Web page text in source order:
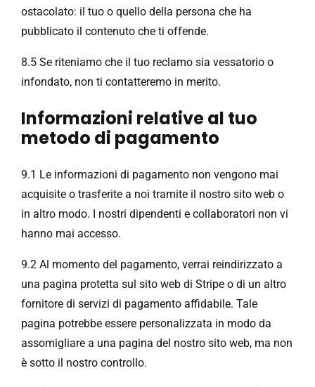
ostacolato: il tuo o quello della persona che ha
pubblicato il contenuto che ti offende.
8.5 Se riteniamo che il tuo reclamo sia vessatorio o
infondato, non ti contatteremo in merito.
Informazioni relative al tuo
metodo di pagamento
9.1 Le informazioni di pagamento non vengono mai
acquisite o trasferite a noi tramite il nostro sito web o
in altro modo. I nostri dipendenti e collaboratori non vi
hanno mai accesso.
9.2 Al momento del pagamento, verrai reindirizzato a
una pagina protetta sul sito web di Stripe o di un altro
fornitore di servizi di pagamento affidabile. Tale
pagina potrebbe essere personalizzata in modo da
assomigliare a una pagina del nostro sito web, ma non
è sotto il nostro controllo.